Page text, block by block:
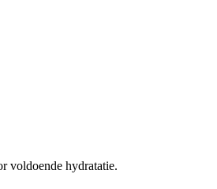
voldoende hydratatie.